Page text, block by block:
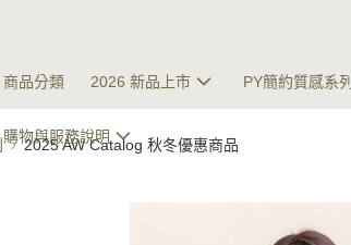
商品分類 2026 新品上市 PY簡約質感系列
購物與服務說明
2025 AW Catalog 秋冬優惠商品